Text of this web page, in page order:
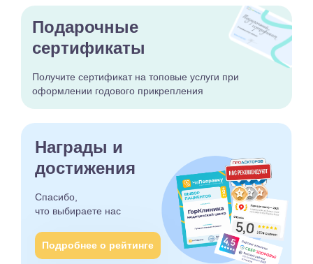
Подарочные
сертификаты
Получите сертификатна топовые услуги при
оформлении годового прикрепления
Награды и
достижения
Спасибо,
что выбираете нас
Подробнее о рейтинге